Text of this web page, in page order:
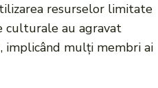
resurselor limitate
culturale au agravat
implicând mulți membri ai